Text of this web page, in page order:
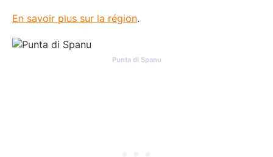
En savoir plus sur la région.
Punta di Spanu